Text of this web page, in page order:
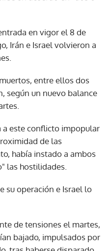
en vigor el 8 de
Irán e Israel volvieron a
entre ellos dos
según un nuevo balance
a este conflicto impopular
de las
había instado a ambos
las hostilidades.
su operación e Israel lo
de tensiones el martes,
bajado, impulsados por